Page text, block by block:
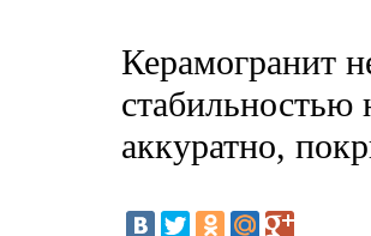
Керамогранит
стабильностью
аккуратно,